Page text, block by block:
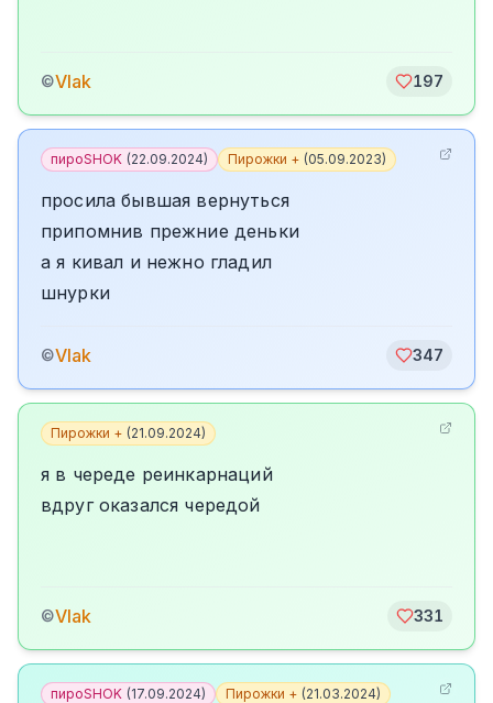
©Vlak 197
пироSHOK (22.09.2024) Пирожки + (05.09.2023)
просила бывшая вернуться
припомнив прежние деньки
а я кивал и нежно гладил
шнурки
©Vlak 347
Пирожки + (21.09.2024)
я в череде реинкарнаций
вдруг оказался чередой
©Vlak 331
пироSHOK (17.09.2024) Пирожки + (21.03.2024)